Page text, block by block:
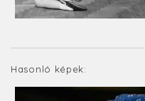
Hasonló képek: